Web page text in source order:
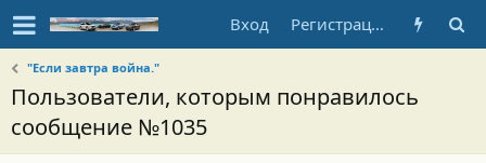
Вход Регистрация
"Если завтра война."
Пользователи, которым понравилось
сообщение №1035